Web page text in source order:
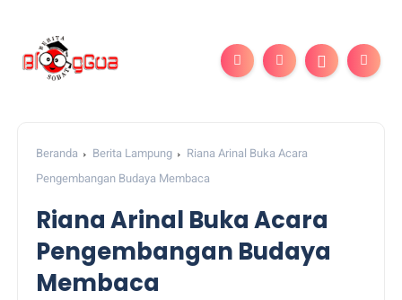
Beranda Berita Lampung
Riana Arinal Buka Acara
Pengembangan Budaya Membaca
Riana Arinal Buka Acara
Pengembangan Budaya
Membaca